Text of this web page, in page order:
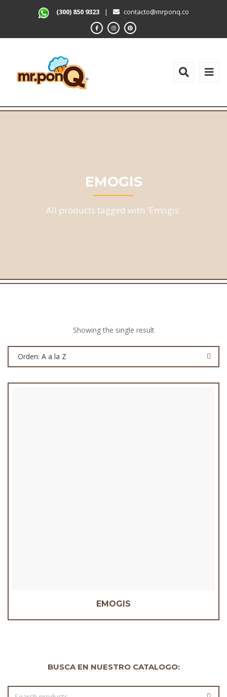
(300) 850 9323 | contacto@mrponq.co
EMOGIS
All products tagged with 'Emogis'
Showing the single result
Orden: A a la Z
EMOGIS
BUSCA EN NUESTRO CATALOGO: